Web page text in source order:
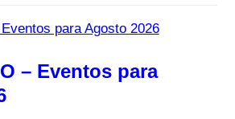
– Eventos para